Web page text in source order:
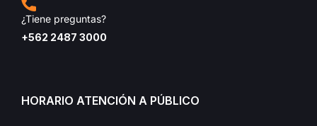
¿Tiene preguntas?
+562 2487 3000
HORARIO ATENCIÓN A PÚBLICO